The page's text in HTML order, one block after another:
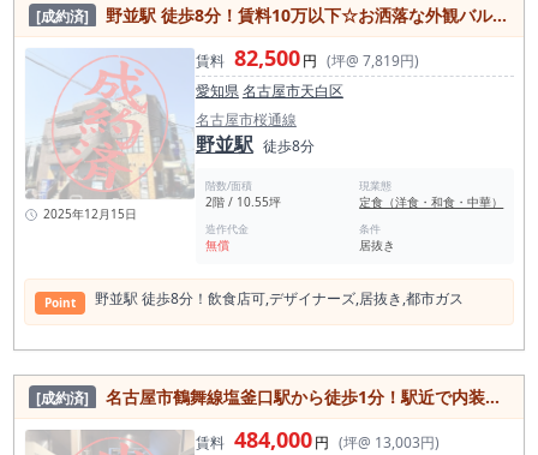
[成約済] 野並駅 徒歩8分！賃料10万以下☆お洒落な外観バルコニー付き居抜き物件
2025年12月15日
賃料 82,500円 (坪@ 7,819円)
愛知県名古屋市天白区
名古屋市桜通線
野並駅 徒歩8分
階数/面積
2階 / 10.55坪
現業態
定食（洋食・和食・中華）
造作代金
無償
条件
居抜き
Point 野並駅 徒歩8分！飲食店可,デザイナーズ,居抜き,都市ガス
[成約済] 名古屋市鶴舞線塩釜口駅から徒歩1分！駅近で内装美麗な二階建ての飲食店可能居抜き物件
賃料 484,000円 (坪@ 13,003円)